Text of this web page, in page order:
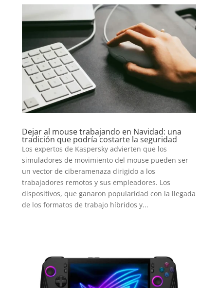
Dejar al mouse trabajando en Navidad: una
tradición que podría costarte la seguridad
Los expertos de Kaspersky advierten que los
simuladores de movimiento del mouse pueden ser
un vector de ciberamenaza dirigido a los
trabajadores remotos y sus empleadores. Los
dispositivos, que ganaron popularidad con la llegada
de los formatos de trabajo híbridos y...